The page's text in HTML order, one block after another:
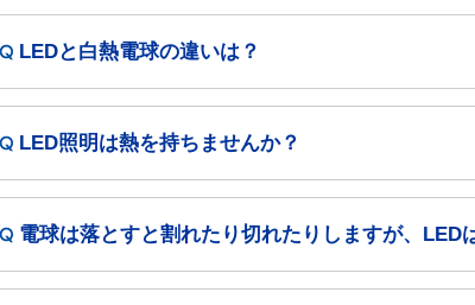
LEDと白熱電球の違いは？
LED照明は熱を持ちませんか？
電球は落とすと割れたり切れたりしますが、LED